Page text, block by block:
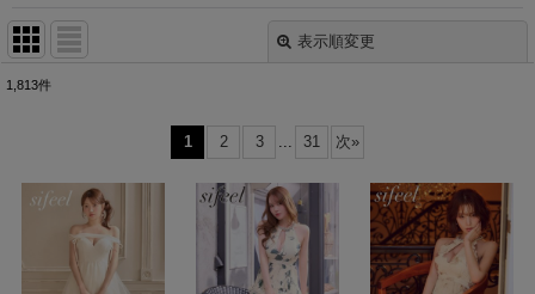
表示順変更
絞り込む
1,813件
1 2 3 31 次»